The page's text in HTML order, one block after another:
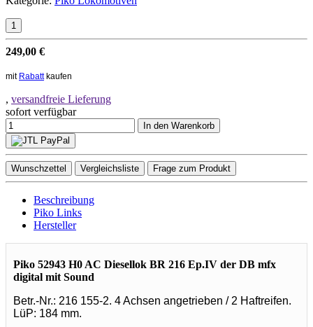
249,00 €
mit Rabattkaufen
, versandfreie Lieferung
sofort verfügbar
In den Warenkorb
Wunschzettel Vergleichsliste Frage zum Produkt
Beschreibung
Piko Links
Hersteller
Piko 52943 H0 AC Diesellok BR 216 Ep.IV der DB mfx
digital mit Sound
Betr.-Nr.: 216 155-2. 4 Achsen angetrieben / 2 Haftreifen.
LüP: 184 mm.